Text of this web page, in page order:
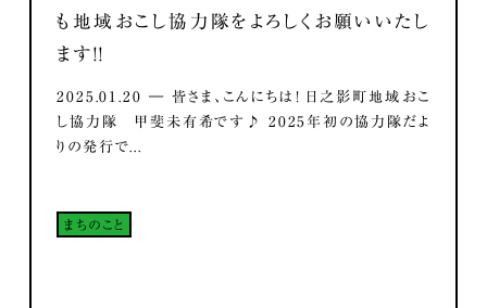
も地域おこし協力隊をよろしくお願いいたし
ます！！
2025.01.20 ― 皆さま、こんにちは！ 日之影町地域おこ
し協力隊 甲斐未有希です♪ 2025年初の協力隊だよ
りの発行で...
まちのこと